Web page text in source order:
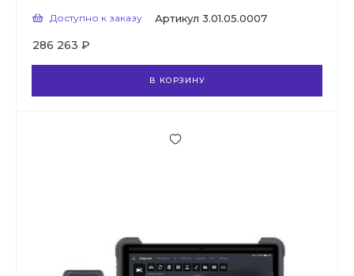
Доступно к заказу Артикул 3.01.05.0007
286 263 ₽
В КОРЗИНУ